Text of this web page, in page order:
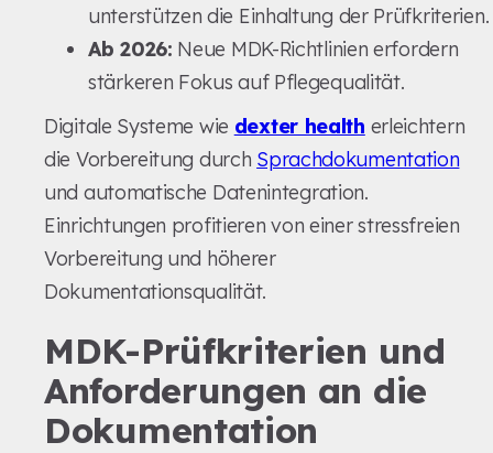
unterstützen die Einhaltung der Prüfkriterien.
Ab 2026: Neue MDK-Richtlinien erfordern
stärkeren Fokus auf Pflegequalität.
Digitale Systeme wie dexter health erleichtern
die Vorbereitung durch Sprachdokumentation
und automatische Datenintegration.
Einrichtungen profitieren von einer stressfreien
Vorbereitung und höherer
Dokumentationsqualität.
MDK-Prüfkriterien und
Anforderungen an die
Dokumentation